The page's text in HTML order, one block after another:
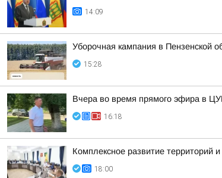
14:09
Уборочная кампания в Пензенской
15:28
Вчера во время прямого эфира в
16:18
Комплексное развитие территорий
18:00